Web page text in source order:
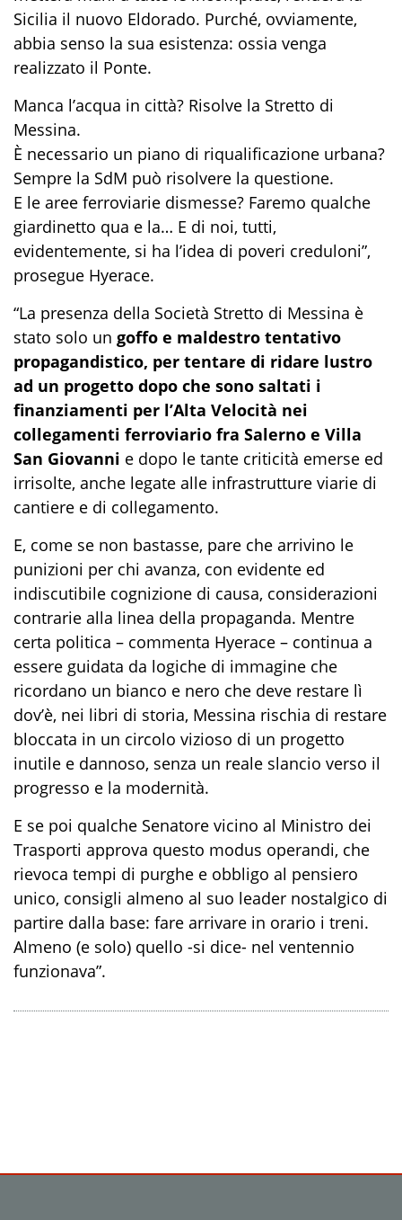
Sicilia il nuovo Eldorado. Purché, ovviamente,
abbia senso la sua esistenza: ossia venga
realizzato il Ponte.
Manca l’acqua in città? Risolve la Stretto di
Messina.
È necessario un piano di riqualificazione urbana?
Sempre la SdM può risolvere la questione.
E le aree ferroviarie dismesse? Faremo qualche
giardinetto qua e la… E di noi, tutti,
evidentemente, si ha l’idea di poveri creduloni”,
prosegue Hyerace.
“La presenza della Società Stretto di Messina è
stato solo un goffo e maldestro tentativo
propagandistico, per tentare di ridare lustro
ad un progetto dopo che sono saltati i
finanziamenti per l’Alta Velocità nei
collegamenti ferroviario fra Salerno e Villa
San Giovanni e dopo le tante criticità emerse ed
irrisolte, anche legate alle infrastrutture viarie di
cantiere e di collegamento.
E, come se non bastasse, pare che arrivino le
punizioni per chi avanza, con evidente ed
indiscutibile cognizione di causa, considerazioni
contrarie alla linea della propaganda. Mentre
certa politica – commenta Hyerace – continua a
essere guidata da logiche di immagine che
ricordano un bianco e nero che deve restare lì
dov’è, nei libri di storia, Messina rischia di restare
bloccata in un circolo vizioso di un progetto
inutile e dannoso, senza un reale slancio verso il
progresso e la modernità.
E se poi qualche Senatore vicino al Ministro dei
Trasporti approva questo modus operandi, che
rievoca tempi di purghe e obbligo al pensiero
unico, consigli almeno al suo leader nostalgico di
partire dalla base: fare arrivare in orario i treni.
Almeno (e solo) quello -si dice- nel ventennio
funzionava”.